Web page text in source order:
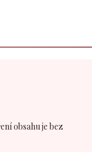
obsahu je bez